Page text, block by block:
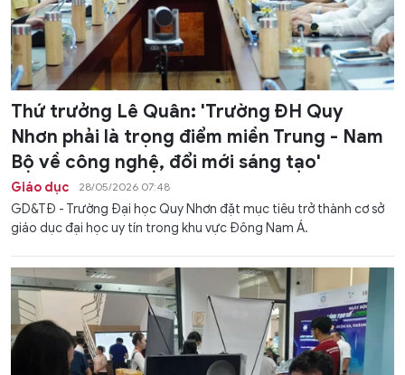
Thứ trưởng Lê Quân: 'Trường ĐH Quy
Nhơn phải là trọng điểm miền Trung - Nam
Bộ về công nghệ, đổi mới sáng tạo'
Giáo dục 28/05/2026 07:48
GD&TĐ - Trường Đại học Quy Nhơn đặt mục tiêu trở thành cơ sở
giáo dục đại học uy tín trong khu vực Đông Nam Á.